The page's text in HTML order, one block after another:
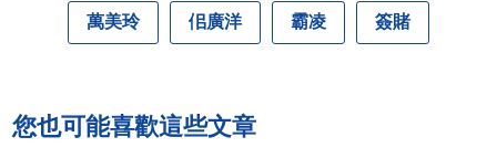
萬美玲 佀廣洋 霸凌 簽賭
您也可能喜歡這些文章